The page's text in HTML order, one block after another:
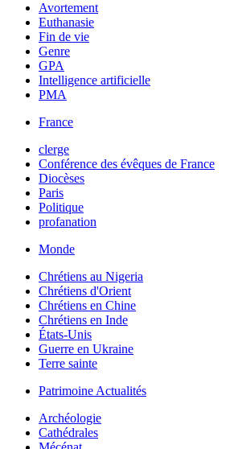
Avortement
Euthanasie
Fin de vie
Genre
GPA
Intelligence artificielle
PMA
France
clerge
Conférence des évêques de France
Diocèses
Paris
Politique
profanation
Monde
Chrétiens au Nigeria
Chrétiens d'Orient
Chrétiens en Chine
Chrétiens en Inde
États-Unis
Guerre en Ukraine
Terre sainte
Patrimoine Actualités
Archéologie
Cathédrales